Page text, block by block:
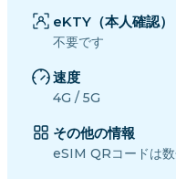
eKTY（本人確認）
不要です
速度
4G / 5G
その他の情報
eSIM QRコードは数